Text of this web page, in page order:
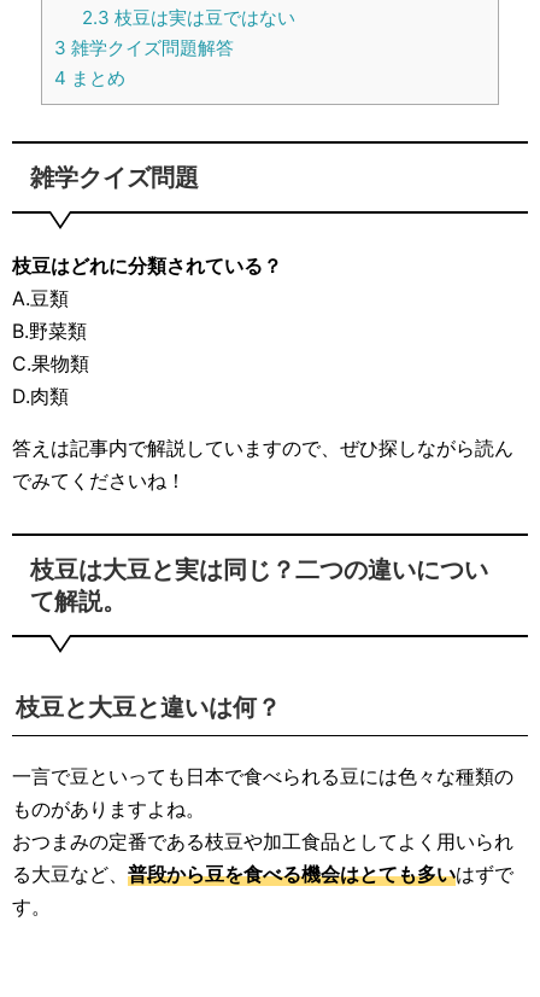
2.3 枝豆は実は豆ではない
3 雑学クイズ問題解答
4 まとめ
雑学クイズ問題
枝豆はどれに分類されている？
A.豆類
B.野菜類
C.果物類
D.肉類
答えは記事内で解説していますので、ぜひ探しながら読ん
でみてくださいね！
枝豆は大豆と実は同じ？二つの違いについ
て解説。
枝豆と大豆と違いは何？
一言で豆といっても日本で食べられる豆には色々な種類の
ものがありますよね。
おつまみの定番である枝豆や加工食品としてよく用いられ
る大豆など、 普段から豆を食べる機会はとても多いはずで
す。